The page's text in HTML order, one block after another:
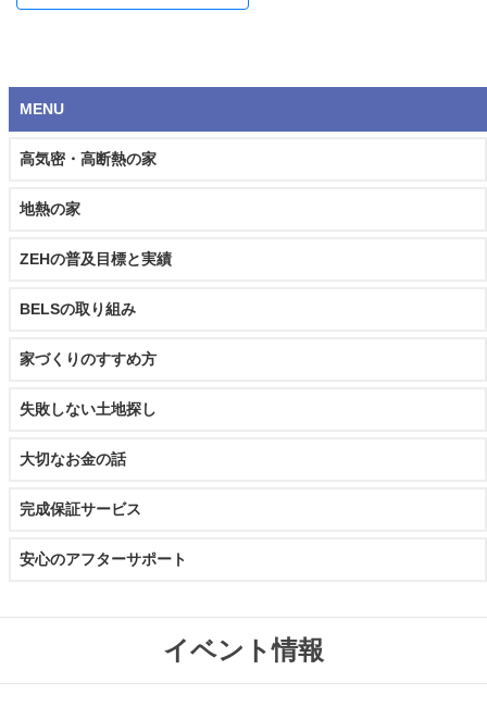
MENU
高気密・高断熱の家
地熱の家
ZEHの普及目標と実績
BELSの取り組み
家づくりのすすめ方
失敗しない土地探し
大切なお金の話
完成保証サービス
安心のアフターサポート
イベント情報